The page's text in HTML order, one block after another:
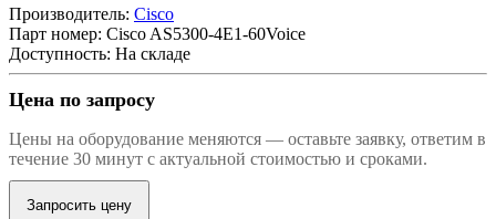
Производитель: Cisco
Парт номер: Cisco AS5300-4E1-60Voice
Доступность: На складе
Цена по запросу
Цены на оборудование меняются — оставьте заявку, ответим в
течение 30 минут с актуальной стоимостью и сроками.
Запросить цену